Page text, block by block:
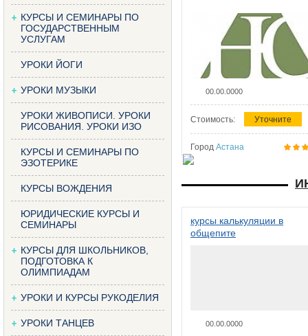
КУРСЫ И СЕМИНАРЫ ПО
ГОСУДАРСТВЕННЫМ
УСЛУГАМ
УРОКИ ЙОГИ
УРОКИ МУЗЫКИ
УРОКИ ЖИВОПИСИ. УРОКИ
РИСОВАНИЯ. УРОКИ ИЗО
КУРСЫ И СЕМИНАРЫ ПО
ЭЗОТЕРИКЕ
КУРСЫ ВОЖДЕНИЯ
ЮРИДИЧЕСКИЕ КУРСЫ И
СЕМИНАРЫ
КУРСЫ ДЛЯ ШКОЛЬНИКОВ,
ПОДГОТОВКА К
ОЛИМПИАДАМ
УРОКИ И КУРСЫ РУКОДЕЛИЯ
УРОКИ ТАНЦЕВ
00.00.0000
Стоимость: Уточните
Город Астана
курсы калькуляции в
общепите
00.00.0000